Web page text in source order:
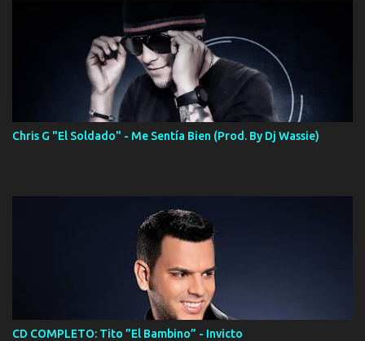
Chris G "El Soldado" - Me Sentía Bien (Prod. By Dj Wassie)
CD COMPLETO: Tito ”El Bambino” - Invicto